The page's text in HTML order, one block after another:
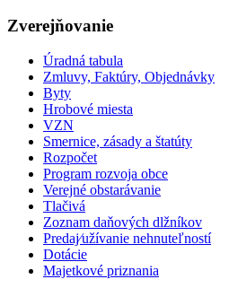
Zverejňovanie
Úradná tabula
Zmluvy, Faktúry, Objednávky
Byty
Hrobové miesta
VZN
Smernice, zásady a štatúty
Rozpočet
Program rozvoja obce
Verejné obstarávanie
Tlačivá
Zoznam daňových dlžníkov
Predaj⁄užívanie nehnuteľností
Dotácie
Majetkové priznania